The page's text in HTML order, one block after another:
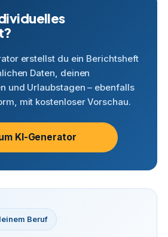
erstellst du ein Berichtsheft
Daten, deinen
und Urlaubstagen – ebenfalls
mit kostenloser Vorschau.
KI-Generator
Beruf